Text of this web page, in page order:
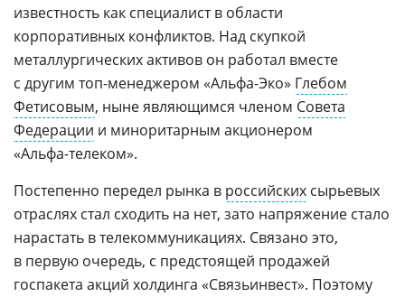
известность как специалист в области
корпоративных конфликтов. Над скупкой
металлургических активов он работал вместе
с другим топ-менеджером «Альфа-Эко» Глебом
Фетисовым, ныне являющимся членом Совета
Федерации и миноритарным акционером
«Альфа-телеком».
Постепенно передел рынка в российских сырьевых
отраслях стал сходить на нет, зато напряжение стало
нарастать в телекоммуникациях. Связано это,
в первую очередь, с предстоящей продажей
госпакета акций холдинга «Связьинвест». Поэтому